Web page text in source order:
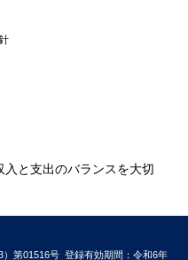
と支出のバランスを大切
）第01516号 登録有効期間：令和6年